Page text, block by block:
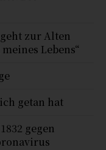
zur Alten
Lebens“
getan hat
gegen